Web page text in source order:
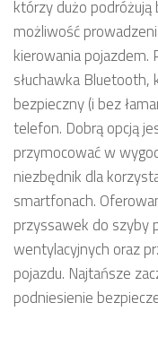
którzy dużo
możliwość
kierowania
słuchawka
bezpieczny (i bez
telefon. Dobrą opcją
przymocować w
niezbędnik dla
smartfonach.
przyssawek do szyby
wentylacyjnych oraz
pojazdu. Najtańsze
podniesienie